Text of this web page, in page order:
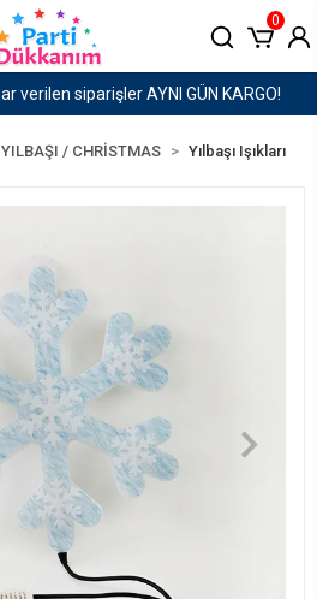
1500 TL ve Üzeri Kargo
0
YILBAŞI / CHRİSTMAS Yılbaşı Işıkları